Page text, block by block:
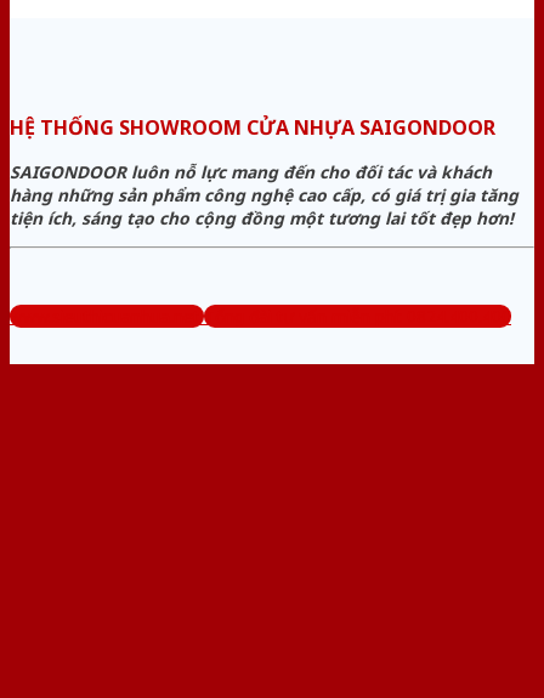
HỆ THỐNG SHOWROOM CỬA NHỰA SAIGONDOOR
SAIGONDOOR luôn nỗ lực mang đến cho đối tác và khách
hàng những sản phẩm công nghệ cao cấp, có giá trị gia tăng
tiện ích, sáng tạo cho cộng đồng một tương lai tốt đẹp hơn!
www.sieuthicuanhua.net Tổng đài tư vấn miễn phí: 0824.400.400